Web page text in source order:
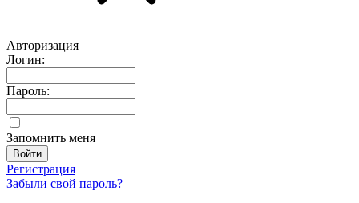
Авторизация
Логин:
Пароль:
Запомнить меня
Регистрация
Забыли свой пароль?